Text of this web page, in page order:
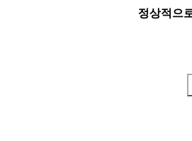
정상적으